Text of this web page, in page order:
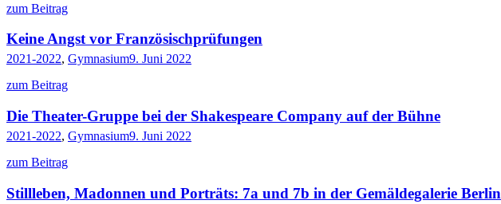
zum Beitrag
Keine Angst vor Französischprüfungen
2021-2022, Gymnasium9. Juni 2022
zum Beitrag
Die Theater-Gruppe bei der Shakespeare Company auf der Bühne
2021-2022, Gymnasium9. Juni 2022
zum Beitrag
Stillleben, Madonnen und Porträts: 7a und 7b in der Gemäldegalerie Berlin